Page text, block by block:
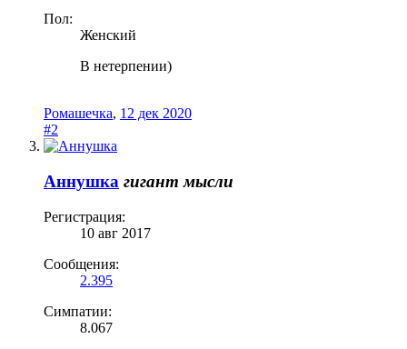
Пол:
Женский
В нетерпении)
Ромашечка, 12 дек 2020
#2
Аннушка гигант мысли
Регистрация:
10 авг 2017
Сообщения:
2.395
Симпатии:
8.067